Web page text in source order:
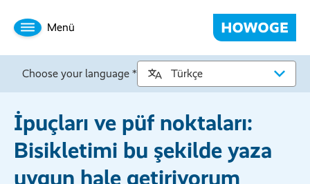
Menü
Choose your language *
İpuçları ve püf noktaları:
Bisikletimi bu şekilde yaza
uygun hale getiriyorum